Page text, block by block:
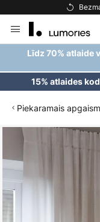
to
Content
Līdz 70% atlaide
15% atlaides
Piekaramais
galerijas
beigām